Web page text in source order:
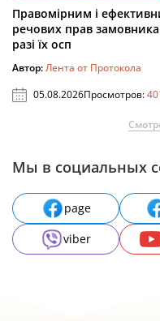
Правомірним і
речових прав замовника
разі їх осп
Автор:Лента от Протокола
05.08.2026Просмотров:
Мы в социальных
page
viber